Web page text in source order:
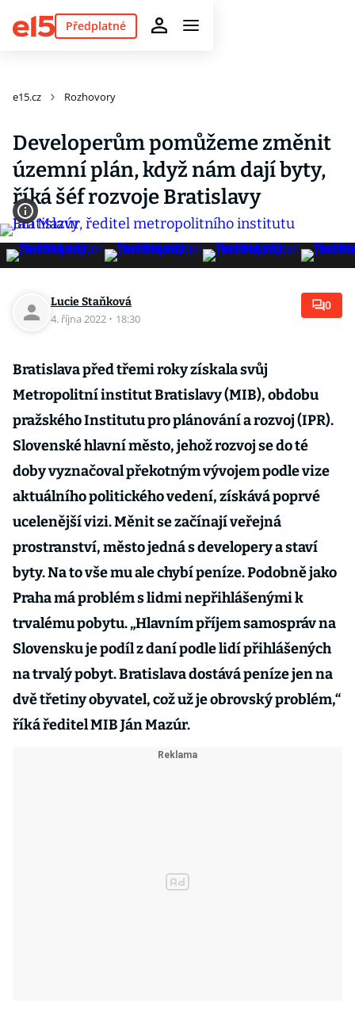
Předplatné
e15.cz Rozhovory
Developerům pomůžeme změnit
územní plán, když nám dají byty,
říká šéf rozvoje Bratislavy
Lucie Staňková
4. října 2022 · 18:30
0
Bratislava před třemi roky získala svůj
Metropolitní institut Bratislavy (MIB), obdobu
pražského Institutu pro plánování a rozvoj (IPR).
Slovenské hlavní město, jehož rozvoj se do té
doby vyznačoval překotným vývojem podle vize
aktuálního politického vedení, získává poprvé
ucelenější vizi. Měnit se začínají veřejná
prostranství, město jedná s developery a staví
byty. Na to vše mu ale chybí peníze. Podobně jako
Praha má problém s lidmi nepřihlášenými k
trvalému pobytu. „Hlavním příjem samospráv na
Slovensku je podíl z daní podle lidí přihlášených
na trvalý pobyt. Bratislava dostává peníze jen na
dvě třetiny obyvatel, což už je obrovský problém,“
říká ředitel MIB Ján Mazúr.